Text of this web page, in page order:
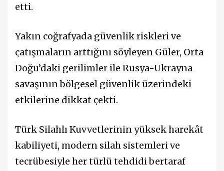
etti.
Yakın coğrafyada güvenlik riskleri ve
çatışmaların arttığını söyleyen Güler, Orta
Doğu’daki gerilimler ile Rusya-Ukrayna
savaşının bölgesel güvenlik üzerindeki
etkilerine dikkat çekti.
Türk Silahlı Kuvvetlerinin yüksek harekât
kabiliyeti, modern silah sistemleri ve
tecrübesiyle her türlü tehdidi bertaraf